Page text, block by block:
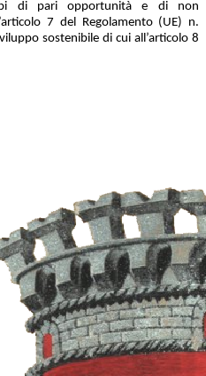
di pari opportunità e di non
7 del Regolamento (UE) n.
sostenibile di cui all’articolo 8